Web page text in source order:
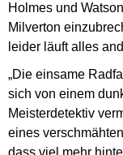
Holmes und
Milverton
leider läuft alles
„Die einsame
sich von einem
Meisterdetektiv
eines
dass viel mehr